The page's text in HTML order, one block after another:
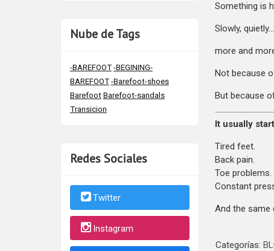
Nube de Tags
-BAREFOOT -BEGINING-
BAREFOOT -Barefoot-shoes
Barefoot Barefoot-sandals
Transicion
Redes Sociales
Twitter
Instagram
Something is
Slowly, quietly…
more and
Not because
But because
It usually
Tired feet.
Back pain.
Toe problems.
Constant
And the same
Categorías: